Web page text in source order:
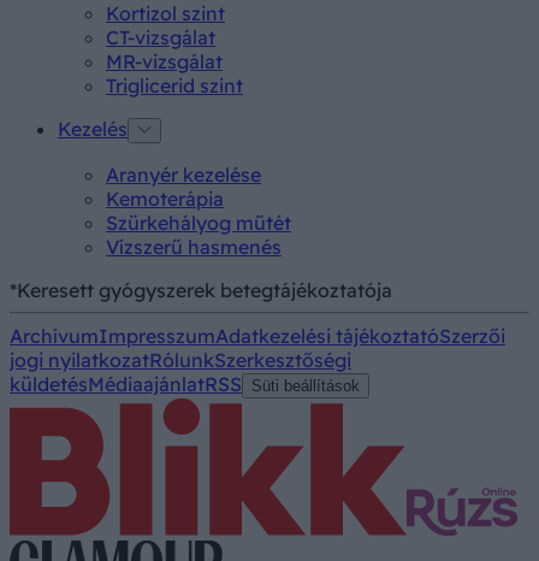
Kortizol szint
CT-vizsgálat
MR-vizsgálat
Triglicerid szint
Kezelés
Aranyér kezelése
Kemoterápia
Szürkehályog műtét
Vízszerű hasmenés
*Keresett gyógyszerek betegtájékoztatója
ArchívumImpresszumAdatkezelési tájékoztatóSzerzői
jogi nyilatkozatRólunkSzerkesztőségi
küldetésMédiaajánlatRSS Süti beállítások